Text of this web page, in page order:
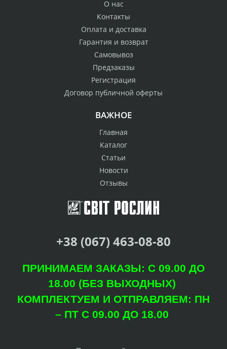
О нас
Контакты
Оплата и доставка
Гарантия и возврат
Самовывоз
Предзаказы
Регистрация
Договор публичной оферты
ВАЖНОЕ
Главная
Каталог
Статьи
Новости
Отзывы
+38 (067) 463-08-80
ПРИНИМАЕМ ЗАКАЗЫ: С 09.00 ДО
18.00 (БЕЗ ВЫХОДНЫХ)
КОМПЛЕКТУЕМ И ОТПРАВЛЯЕМ: ПН
– ПТ С 09.00 ДО 18.00